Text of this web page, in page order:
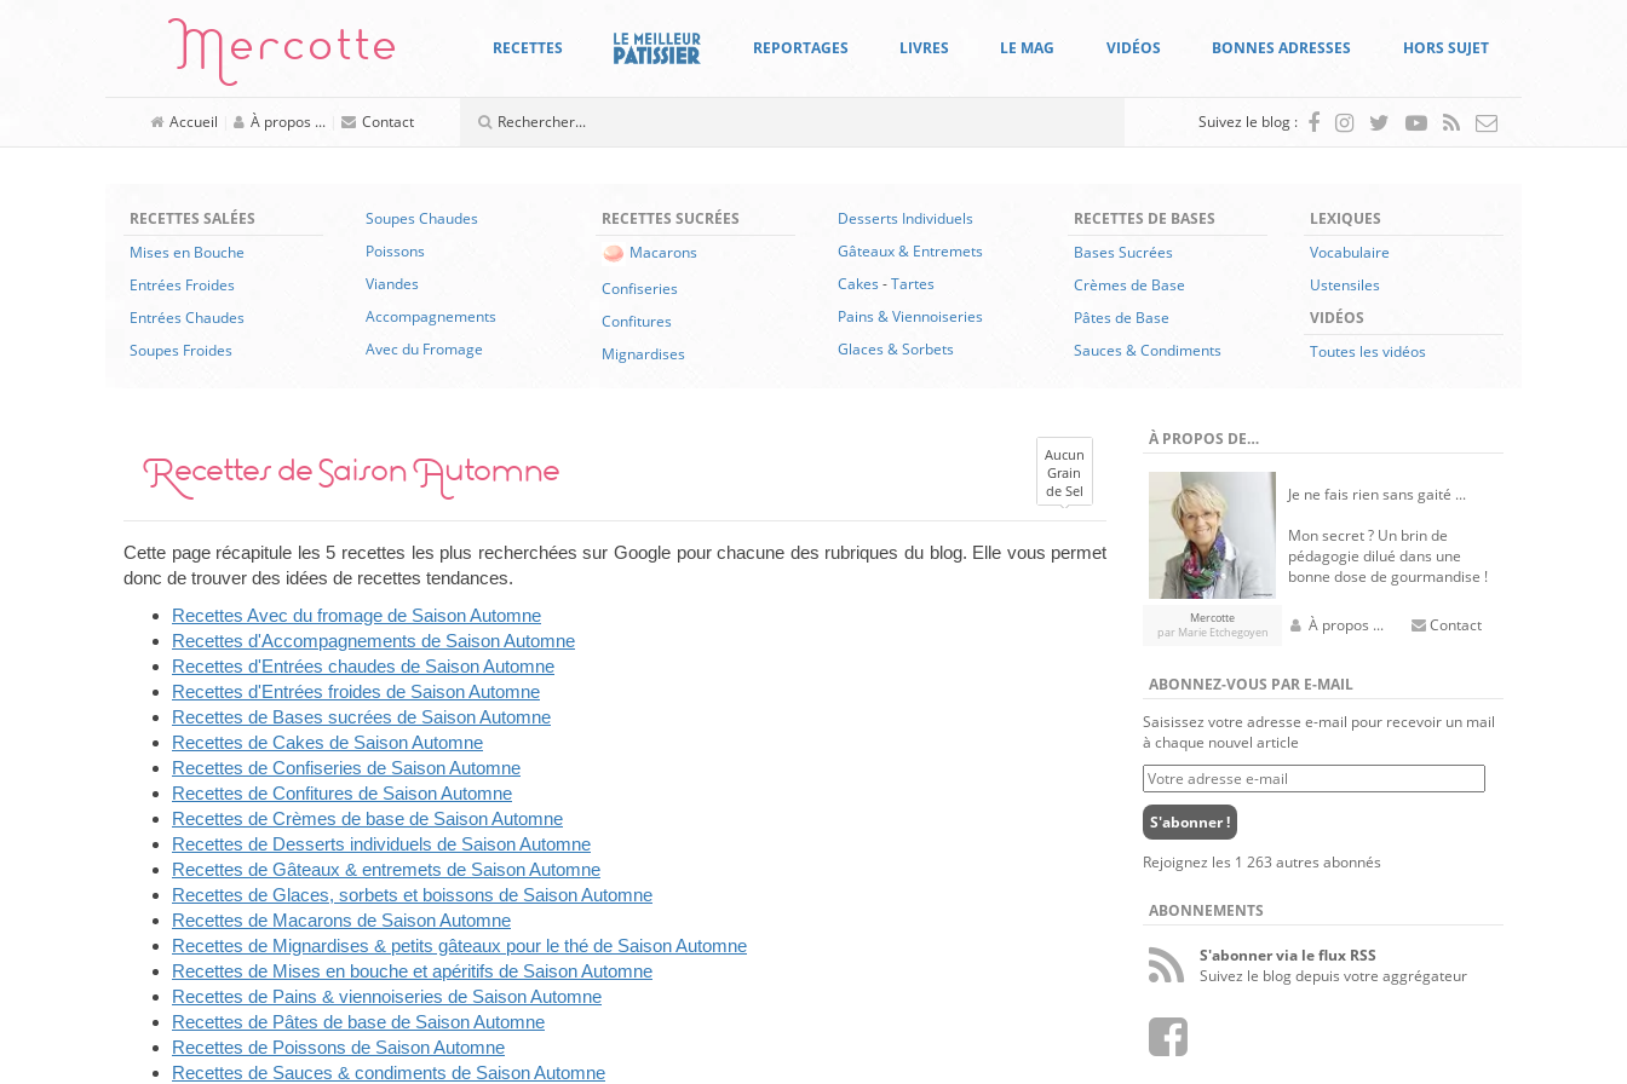
Mercotte RECETTES REPORTAGES LIVRES LE MAG VIDÉOS BONNES ADRESSES HORS SUJET
Accueil | À propos ... | Contact Suivez le blog :
RECETTES SALÉES
Mises en Bouche
Entrées Froides
Entrées Chaudes
Soupes Froides
Soupes Chaudes
Poissons
Viandes
Accompagnements
Avec du Fromage
RECETTES SUCRÉES
Macarons
Confiseries
Confitures
Mignardises
Desserts Individuels
Gâteaux & Entremets
Cakes -Tartes
Pains & Viennoiseries
Glaces & Sorbets
RECETTES DE BASES
Bases Sucrées
Crèmes de Base
Pâtes de Base
Sauces & Condiments
LEXIQUES
Vocabulaire
Ustensiles
VIDÉOS
Toutes les vidéos
Recettes de Saison Automne
Aucun
Grain
de Sel
Cette page récapitule les 5 recettes les plus recherchées sur Google pour chacune des rubriques du blog. Elle vous permet
donc de trouver des idées de recettes tendances.
Recettes Avec du fromage de Saison Automne
Recettes d'Accompagnements de Saison Automne
Recettes d'Entrées chaudes de Saison Automne
Recettes d'Entrées froides de Saison Automne
Recettes de Bases sucrées de Saison Automne
Recettes de Cakes de Saison Automne
Recettes de Confiseries de Saison Automne
Recettes de Confitures de Saison Automne
Recettes de Crèmes de base de Saison Automne
Recettes de Desserts individuels de Saison Automne
Recettes de Gâteaux & entremets de Saison Automne
Recettes de Glaces, sorbets et boissons de Saison Automne
Recettes de Macarons de Saison Automne
Recettes de Mignardises & petits gâteaux pour le thé de Saison Automne
Recettes de Mises en bouche et apéritifs de Saison Automne
Recettes de Pains & viennoiseries de Saison Automne
Recettes de Pâtes de base de Saison Automne
Recettes de Poissons de Saison Automne
Recettes de Sauces & condiments de Saison Automne
À PROPOS DE…
Je ne fais rien sans gaité ...
Mon secret ? Un brin de
pédagogie dilué dans une
bonne dose de gourmandise !
Mercotte
par Marie Etchegoyen
À propos ... Contact
ABONNEZ-VOUS PAR E-MAIL
Saisissez votre adresse e-mail pour recevoir un mail
à chaque nouvel article
Votre
adresse
e-
mail
S'abonner !
Rejoignez les 1 263 autres abonnés
ABONNEMENTS
S'abonner via le flux RSS
Suivez le blog depuis votre aggrégateur